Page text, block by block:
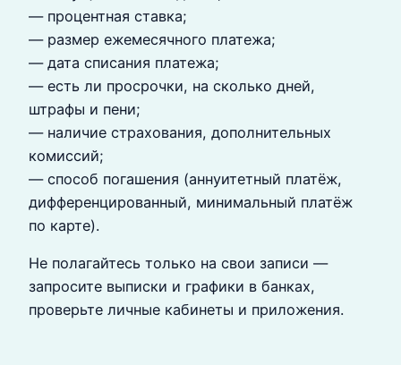
— процентная ставка;
— размер ежемесячного платежа;
— дата списания платежа;
— есть ли просрочки, на сколько дней,
штрафы и пени;
— наличие страхования, дополнительных
комиссий;
— способ погашения (аннуитетный платёж,
дифференцированный, минимальный платёж
по карте).
Не полагайтесь только на свои записи —
запросите выписки и графики в банках,
проверьте личные кабинеты и приложения.